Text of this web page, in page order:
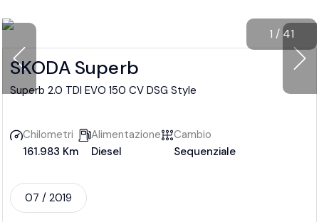
1 / 41
SKODA Superb
Superb 2.0 TDI EVO 150 CV DSG Style
Chilometri
161.983 Km
Alimentazione
Diesel
Cambio
Sequenziale
07 / 2019